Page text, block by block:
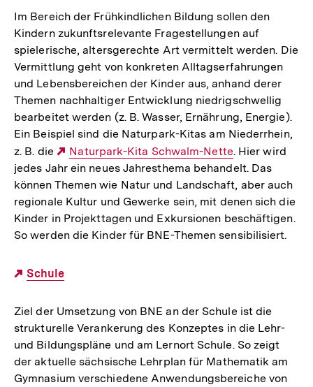
Im Bereich der Frühkindlichen Bildung sollen den
Kindern zukunftsrelevante Fragestellungen auf
spielerische, altersgerechte Art vermittelt werden. Die
Vermittlung geht von konkreten Alltagserfahrungen
und Lebensbereichen der Kinder aus, anhand derer
Themen nachhaltiger Entwicklung niedrigschwellig
bearbeitet werden (z. B. Wasser, Ernährung, Energie).
Ein Beispiel sind die Naturpark-Kitas am Niederrhein,
z. B. die
Externer
Link:
Naturpark-Kita Schwalm-Nette. Hier wird
jedes Jahr ein neues Jahresthema behandelt. Das
können Themen wie Natur und Landschaft, aber auch
regionale Kultur und Gewerke sein, mit denen sich die
Kinder in Projekttagen und Exkursionen beschäftigen.
So werden die Kinder für BNE-Themen sensibilisiert.
Externer
Schule
Ziel der Umsetzung von BNE an der Schule ist die
strukturelle Verankerung des Konzeptes in die Lehr-
und Bildungspläne und am Lernort Schule. So zeigt
der aktuelle sächsische Lehrplan für Mathematik am
Gymnasium verschiedene Anwendungsbereiche von